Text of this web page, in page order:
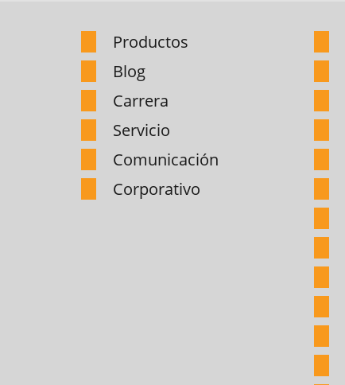
Productos
Blog
Carrera
Servicio
Comunicación
Corporativo